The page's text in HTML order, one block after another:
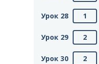
Урок 28 1
Урок 29 2
Урок 30 2